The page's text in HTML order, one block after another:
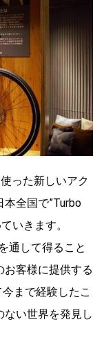
った新しいアク
全国で”Turbo
いきます。
通して得ること
客様に提供する
まで経験したこ
ない世界を発見し